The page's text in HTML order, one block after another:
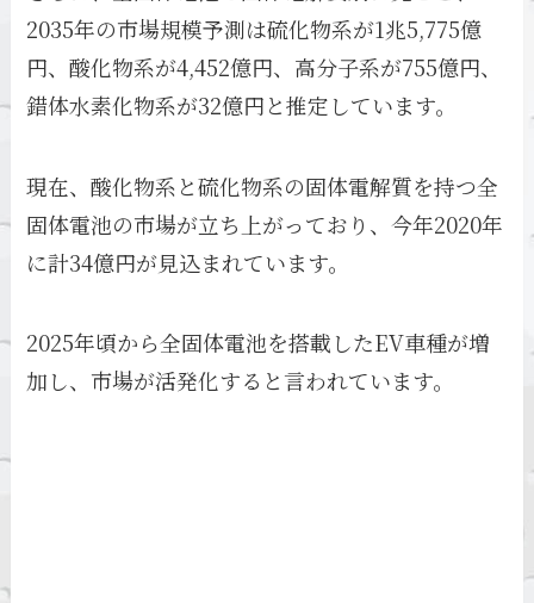
2035年の市場規模予測は硫化物系が1兆5,775億
円、酸化物系が4,452億円、高分子系が755億円、
錯体水素化物系が32億円と推定しています。
現在、酸化物系と硫化物系の固体電解質を持つ全
固体電池の市場が立ち上がっており、今年2020年
に計34億円が見込まれています。
2025年頃から全固体電池を搭載したEV車種が増
加し、市場が活発化すると言われています。